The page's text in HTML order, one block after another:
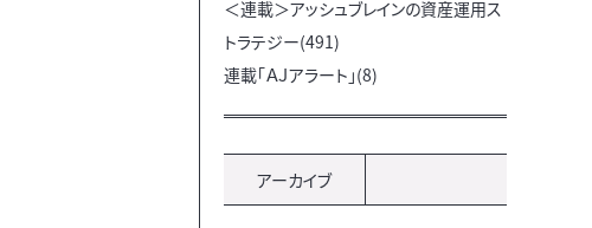
＜連載＞アッシュブレインの資産運用ス
トラテジー(491)
連載「ＡＪアラート」(8)
アーカイブ